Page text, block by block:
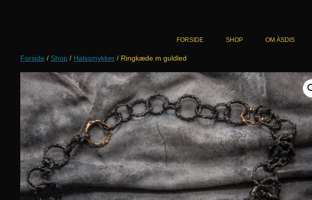
FORSIDE SHOP
CART
CHECKOUT
HANDELSBETINGELSER
OM ÀSDIS
Forside / Shop / Halssmykker / Ringkæde m guldled